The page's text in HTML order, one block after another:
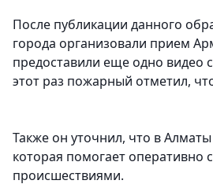
После публикации данного
города организовали прием
предоставили еще одно видео
этот раз пожарный отметил,
Также он уточнил, что в
которая помогает оперативно
происшествиями.